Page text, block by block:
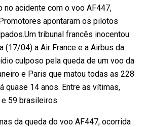
no acidente com o voo AF447,
apontaram os pilotos
tribunal francês inocentou
(17/04) a Air France e a Airbus da
culposo pela queda de um voo da
e Paris que matou todas as 228
quase 14 anos. Entre as vítimas,
59 brasileiros.
da queda do voo AF447, ocorrida